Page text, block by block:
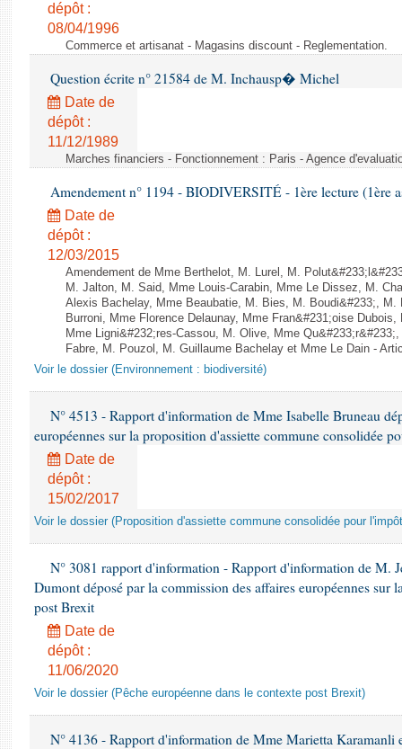
Questions écrites et orales
Comptes rendus des débats
dépôt :
08/04/1996
Commerce et artisanat - Magasins discount - Reglementation.
Question écrite n° 21584 de M. Inchausp� Michel
Date de
dépôt :
11/12/1989
Marches financiers - Fonctionnement : Paris - Agence
Amendement n° 1194 - BIODIVERSITÉ - 1ère lecture (1ère
Date de
dépôt :
12/03/2015
Amendement de Mme Berthelot, M. Lurel, M.
M. Jalton, M. Said, Mme Louis-Carabin, Mme Le Dissez, M.
Alexis Bachelay, Mme Beaubatie, M. Bies, M. Boudi&#233;,
Burroni, Mme Florence Delaunay, Mme Fran&#231;oise
Mme Ligni&#232;res-Cassou, M. Olive, Mme
Fabre, M. Pouzol, M. Guillaume Bachelay et Mme Le Dain -
Voir le dossier (Environnement : biodiversité)
N° 4513 - Rapport d'information de Mme Isabelle Bruneau
européennes sur la proposition d'assiette commune consolidée
Date de
dépôt :
15/02/2017
Voir le dossier (Proposition d'assiette commune consolidée pour
N° 3081 rapport d'information - Rapport d'information de M.
Dumont déposé par la commission des affaires européennes sur
post Brexit
Date de
dépôt :
11/06/2020
Voir le dossier (Pêche européenne dans le contexte post Brexit)
N° 4136 - Rapport d'information de Mme Marietta Karamanli